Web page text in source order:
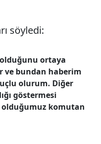
söyledi:
olduğunu ortaya
ve bundan haberim
olurum. Diğer
göstermesi
olduğumuz komutan